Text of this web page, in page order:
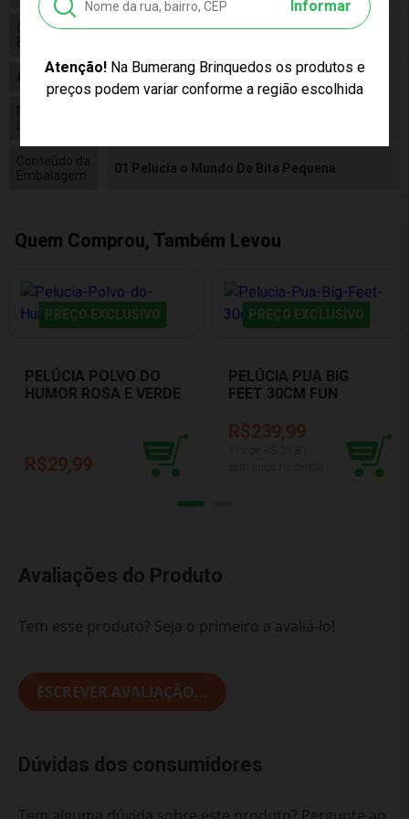
Informar
Atenção!Na Bumerang Brinquedos os produtos e
preços podem variar conforme a região escolhida
Código de
Barras
Alimentação N/a
Pilhas
Conteúdo da
Embalagem
01 Pelúcia o Mundo De Bita Pequena
Quem Comprou, Também Levou
PREÇO EXCLUSIVO
PELÚCIA POLVO DO
HUMOR ROSA E VERDE
R$29,99
PREÇO EXCLUSIVO
PELÚCIA PUA BIG
FEET 30CM FUN
R$239,99
Avaliações do Produto
Tem esse produto? Seja o primeiro a avaliá-lo!
ESCREVER AVALIAÇÃO...
Dúvidas dos consumidores